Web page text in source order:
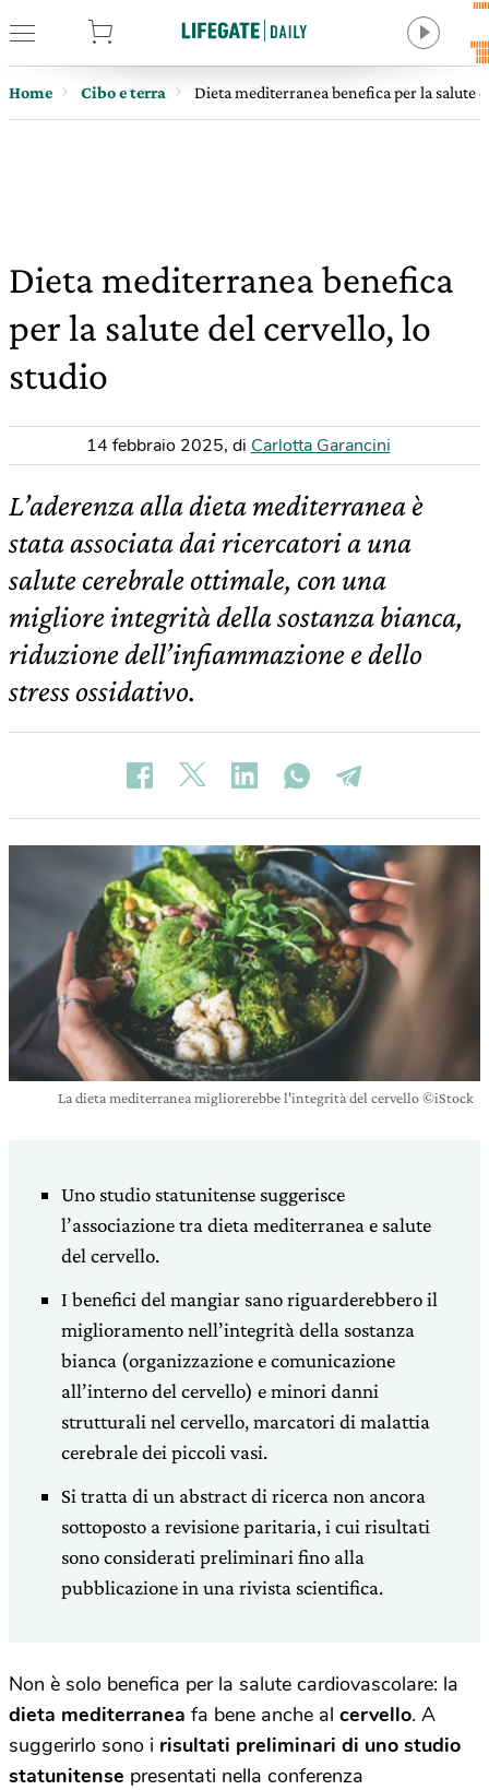
Home Cibo e terra Dieta mediterranea benefica per la salute
Dieta mediterranea benefica
per la salute del cervello, lo
studio
14 febbraio 2025, di Carlotta Garancini
L’aderenza alla dieta mediterranea è
stata associata dai ricercatori a una
salute cerebrale ottimale, con una
migliore integrità della sostanza bianca,
riduzione dell’infiammazione e dello
stress ossidativo.
La dieta mediterranea migliorerebbe l'integrità del cervello ©iStock
Uno studio statunitense suggerisce
l’associazione tra dieta mediterranea e salute
del cervello.
I benefici del mangiar sano riguarderebbero il
miglioramento nell’integrità della sostanza
bianca (organizzazione e comunicazione
all’interno del cervello) e minori danni
strutturali nel cervello, marcatori di malattia
cerebrale dei piccoli vasi.
Si tratta di un abstract di ricerca non ancora
sottoposto a revisione paritaria, i cui risultati
sono considerati preliminari fino alla
pubblicazione in una rivista scientifica.
Non è solo benefica per la salute cardiovascolare: la
dieta mediterranea fa bene anche al cervello. A
suggerirlo sono i risultati preliminari di uno studio
statunitense presentati nella conferenza